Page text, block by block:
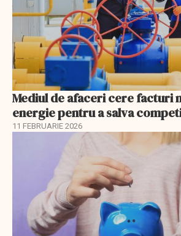
Mediul de afaceri cere facturi
energie pentru a salva
11 FEBRUARIE 2026